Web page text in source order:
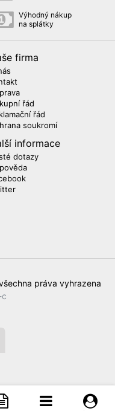
Výhodný nákup
na splátky
firma
řád
řád
soukromí
informace
dotazy
práva vyhrazena